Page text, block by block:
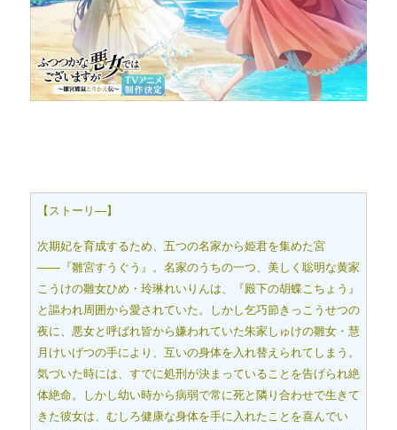
【ストーリ―】
次期妃を育成するため、五つの名家から姫君を集めた宮
――『雛宮すうぐう』。名家のうちの一つ、美しく聡明な黄家
こうけの雛女ひめ・玲琳れいりんは、『殿下の胡蝶こちょう』
と謳われ周囲から愛されていた。しかし乞巧節きっこうせつの
夜に、悪女と呼ばれ皆から嫌われていた朱家しゅけの雛女・慧
月けいげつの手により、互いの身体を入れ替えられてしまう。
気づいた時には、すでに処刑が決まっていることを告げられ絶
体絶命。しかし幼い時から病弱で常に死と隣り合わせで生きて
きた彼女は、むしろ健康な身体を手に入れたことを喜んでい